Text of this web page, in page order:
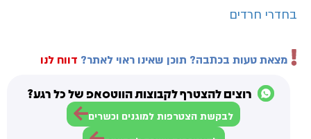
בחדרי חרדים
מצאת טעות בכתבה? תוכן שאינו ראוי לאתר? דווח לנו
רוצים להצטרף לקבוצות הווטסאפ של כל רגע?
לבקשת הצטרפות למוגנים וכשרים